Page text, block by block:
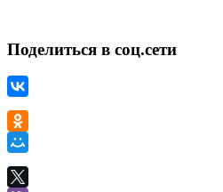
Поделиться в соц.сети